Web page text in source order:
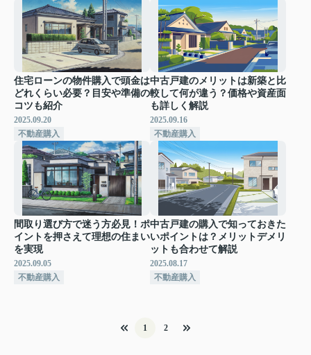
住宅ローンの物件購入で頭金は
どれくらい必要？目安や準備の
コツも紹介
2025.09.20
不動産購入
中古戸建のメリットは新築と比
較して何が違う？価格や資産面
も詳しく解説
2025.09.16
不動産購入
間取り選び方で迷う方必見！ポ
イントを押さえて理想の住まい
を実現
2025.09.05
不動産購入
中古戸建の購入で知っておきた
いポイントは？メリットデメリ
ットも合わせて解説
2025.08.17
不動産購入
1 2